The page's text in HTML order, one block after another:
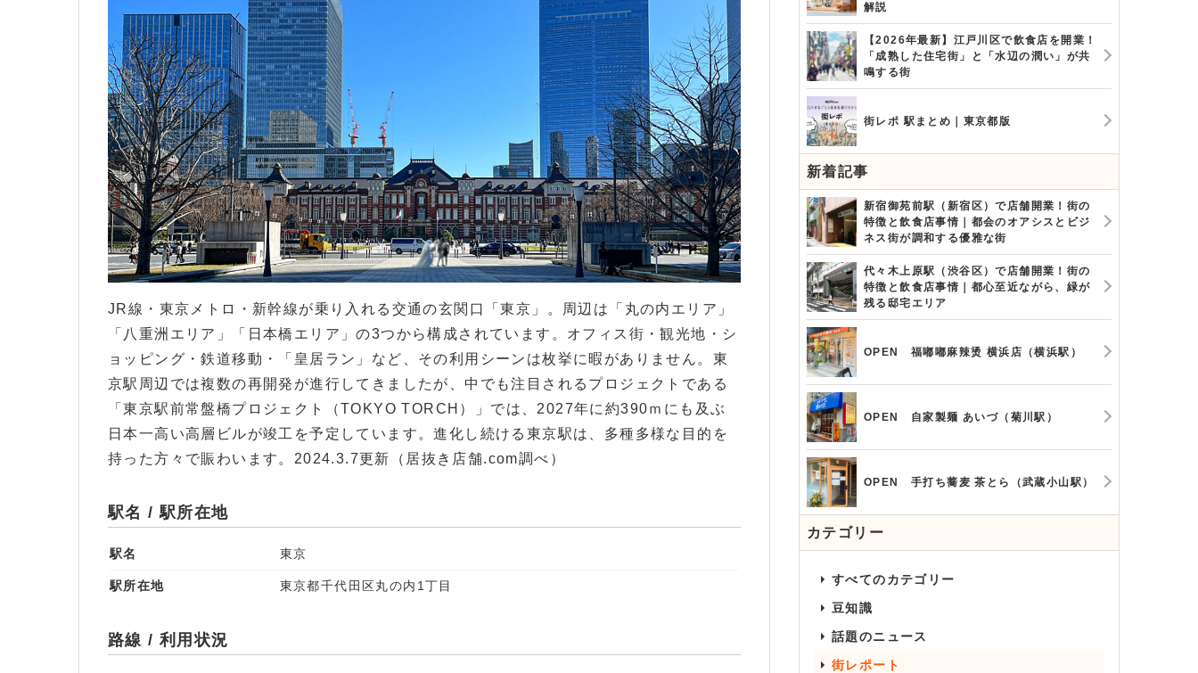
JR線・東京メトロ・新幹線が乗り入れる交通の玄関口「東京」。周辺は「丸の内エリア」
「八重洲エリア」「日本橋エリア」の3つから構成されています。オフィス街・観光地・シ
ョッピング・鉄道移動・「皇居ラン」など、その利用シーンは枚挙に暇がありません。東
京駅周辺では複数の再開発が進行してきましたが、中でも注目されるプロジェクトである
「東京駅前常盤橋プロジェクト（TOKYO TORCH）」では、2027年に約390ｍにも及ぶ
日本一高い高層ビルが竣工を予定しています。進化し続ける東京駅は、多種多様な目的を
持った方々で賑わいます。2024.3.7更新（居抜き店舗.com調べ）
駅名 / 駅所在地
駅名 東京
駅所在地 東京都千代田区丸の内1丁目
路線 / 利用状況
解説
【2026年最新】江戸川区で飲食店を開業！
「成熟した住宅街」と「水辺の潤い」が共
鳴する街
街レポ 駅まとめ｜東京都版
新着記事
新宿御苑前駅（新宿区）で店舗開業！街の
特徴と飲食店事情｜都会のオアシスとビジ
ネス街が調和する優雅な街
代々木上原駅（渋谷区）で店舗開業！街の
特徴と飲食店事情｜都心至近ながら、緑が
残る邸宅エリア
OPEN 福嘟嘟麻辣烫 横浜店（横浜駅）
OPEN 自家製麺 あいづ（菊川駅）
OPEN 手打ち蕎麦 茶とら（武蔵小山駅）
カテゴリー
すべてのカテゴリー
豆知識
話題のニュース
街レポート